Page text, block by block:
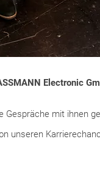
Electronic
Gespräche mit ihnen
unseren